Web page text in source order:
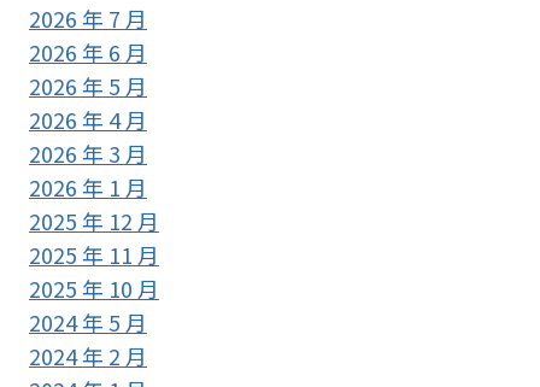
2026 年 7 月
2026 年 6 月
2026 年 5 月
2026 年 4 月
2026 年 3 月
2026 年 1 月
2025 年 12 月
2025 年 11 月
2025 年 10 月
2024 年 5 月
2024 年 2 月